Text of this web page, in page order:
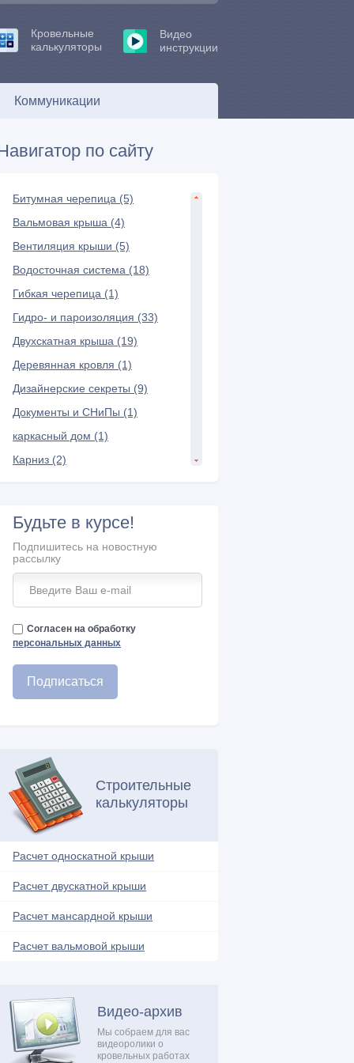
Коммуникации
Кровельные
калькуляторы
Видео
инструкции
по сайту
Битумная черепица (5)
Вальмовая крыша (4)
Вентиляция крыши (5)
Водосточная система (18)
Гибкая черепица (1)
Гидро- и пароизоляция (33)
Двухскатная крыша (19)
Деревянная кровля (1)
Дизайнерские секреты (9)
Документы и СНиПы (1)
каркасный дом (1)
Карниз (2)
Конек крыши (6)
Кровельная лестница (2)
кровельные материалы (5)
Кровля (1)
Мансарда и чердак (21)
Металлопрофиль (2)
Мягкая кровля (25)
Натуральная кровля (4)
Нестандартные решения (13)
Обрешетка (4)
Обустройство балкона (4)
Односкатная крыша (16)
Ондулин (7)
Профнастил (18)
Ремонтные работы (17)
Системы обогрева (3)
Будьте в курсе!
Подпишитесь на новостную
рассылку
Согласен на обработку
персональных данных
Строительные
калькуляторы
Расчет односкатной крыши
Расчет двускатной крыши
Расчет мансардной крыши
Расчет вальмовой крыши
Видео-архив
Мы собраем для вас
видеоролики о
кровельных работах